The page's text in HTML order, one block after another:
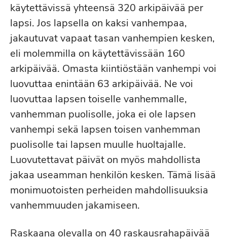
käytettävissä yhteensä 320 arkipäivää per
lapsi. Jos lapsella on kaksi vanhempaa,
jakautuvat vapaat tasan vanhempien kesken,
eli molemmilla on käytettävissään 160
arkipäivää. Omasta kiintiöstään vanhempi voi
luovuttaa enintään 63 arkipäivää. Ne voi
luovuttaa lapsen toiselle vanhemmalle,
vanhemman puolisolle, joka ei ole lapsen
vanhempi sekä lapsen toisen vanhemman
puolisolle tai lapsen muulle huoltajalle.
Luovutettavat päivät on myös mahdollista
jakaa useamman henkilön kesken. Tämä lisää
monimuotoisten perheiden mahdollisuuksia
vanhemmuuden jakamiseen.
Raskaana olevalla on 40 raskausrahapäivää